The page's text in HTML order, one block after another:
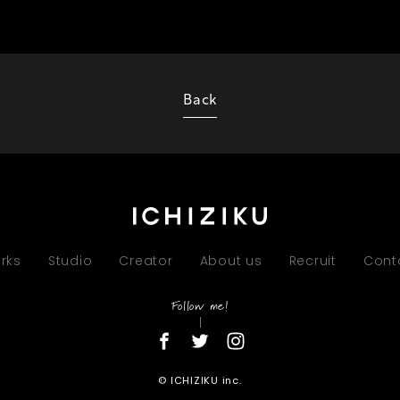
Back
Studio Creator About us Recruit
Follow me!
© ICHIZIKU inc.